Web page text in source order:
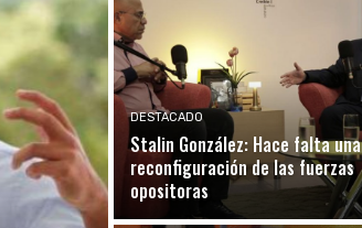
DESTACADO
Stalin González: Hace falta una
reconfiguración de las fuerzas
opositoras